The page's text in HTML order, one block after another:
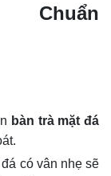
bàn trà mặt đá
có vân nhẹ sẽ